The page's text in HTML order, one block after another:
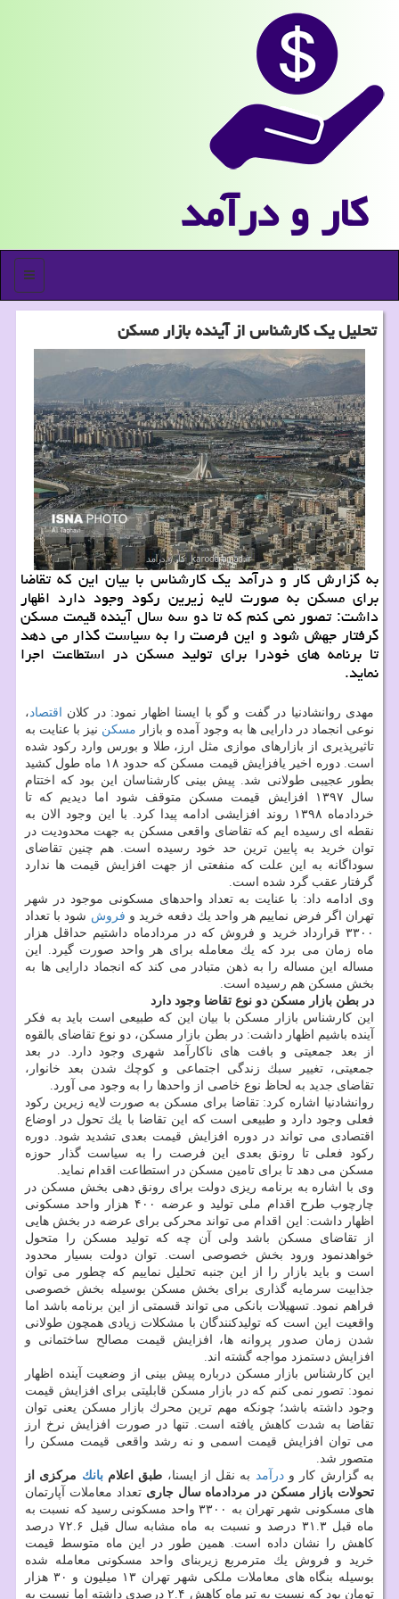
كار و درآمد
منو
تحلیل یك كارشناس از آینده بازار مسكن
به گزارش كار و درآمد یك كارشناس با بیان این كه تقاضا
برای مسكن به صورت لایه زیرین ركود وجود دارد اظهار
داشت: تصور نمی كنم كه تا دو سه سال آینده قیمت مسكن
گرفتار جهش شود و این فرصت را به سیاست گذار می دهد
تا برنامه های خودرا برای تولید مسكن در استطاعت اجرا
نماید.
مهدی روانشادنیا در گفت و گو با ایسنا اظهار نمود: در كلان اقتصاد،
نوعی انجماد در دارایی ها به وجود آمده و بازار مسكن نیز با عنایت به
تاثیرپذیری از بازارهای موازی مثل ارز، طلا و بورس وارد ركود شده
است. دوره اخیر یافزایش قیمت مسكن كه حدود ۱۸ ماه طول كشید
بطور عجیبی طولانی شد. پیش بینی كارشناسان این بود كه اختتام
سال ۱۳۹۷ افزایش قیمت مسكن متوقف شود اما دیدیم كه تا
خردادماه ۱۳۹۸ روند افزایشی ادامه پیدا كرد. با این وجود الان به
نقطه ای رسیده ایم كه تقاضای واقعی مسكن به جهت محدودیت در
توان خرید به پایین ترین حد خود رسیده است. هم چنین تقاضای
سوداگانه به این علت كه منفعتی از جهت افزایش قیمت ها ندارد
گرفتار عقب گرد شده است.
وی ادامه داد: با عنایت به تعداد واحدهای مسكونی موجود در شهر
تهران اگر فرض نماییم هر واحد یك دفعه خرید و فروش شود با تعداد
۳۳۰۰ قرارداد خرید و فروش كه در مردادماه داشتیم حداقل هزار
ماه زمان می برد كه یك معامله برای هر واحد صورت گیرد. این
مساله این مساله را به ذهن متبادر می كند كه انجماد دارایی ها به
بخش مسكن هم رسیده است.
در بطن بازار مسكن دو نوع تقاضا وجود دارد
این كارشناس بازار مسكن با بیان این كه طبیعی است باید به فكر
آینده باشیم اظهار داشت: در بطن بازار مسكن، دو نوع تقاضای بالقوه
از بعد جمعیتی و بافت های ناكارآمد شهری وجود دارد. در بعد
جمعیتی، تغییر سبك زندگی اجتماعی و كوچك شدن بعد خانوار،
تقاضای جدید به لحاظ نوع خاصی از واحدها را به وجود می آورد.
روانشادنیا اشاره كرد: تقاضا برای مسكن به صورت لایه زیرین ركود
فعلی وجود دارد و طبیعی است كه این تقاضا با یك تحول در اوضاع
اقتصادی می تواند در دوره افزایش قیمت بعدی تشدید شود. دوره
ركود فعلی تا رونق بعدی این فرصت را به سیاست گذار حوزه
مسكن می دهد تا برای تامین مسكن در استطاعت اقدام نماید.
وی با اشاره به برنامه ریزی دولت برای رونق دهی بخش مسكن در
چارچوب طرح اقدام ملی تولید و عرضه ۴۰۰ هزار واحد مسكونی
اظهار داشت: این اقدام می تواند محركی برای عرضه در بخش هایی
از تقاضای مسكن باشد ولی آن چه كه تولید مسكن را متحول
خواهدنمود ورود بخش خصوصی است. توان دولت بسیار محدود
است و باید بازار را از این جنبه تحلیل نماییم كه چطور می توان
جذابیت سرمایه گذاری برای بخش مسكن بوسیله بخش خصوصی
فراهم نمود. تسهیلات بانكی می تواند قسمتی از این برنامه باشد اما
واقعیت این است كه تولیدكنندگان با مشكلات زیادی همچون طولانی
شدن زمان صدور پروانه ها، افزایش قیمت مصالح ساختمانی و
افزایش دستمزد مواجه گشته اند.
این كارشناس بازار مسكن درباره پیش بینی از وضعیت آینده اظهار
نمود: تصور نمی كنم كه در بازار مسكن قابلیتی برای افزایش قیمت
وجود داشته باشد؛ چونكه مهم ترین محرك بازار مسكن یعنی توان
تقاضا به شدت كاهش یافته است. تنها در صورت افزایش نرخ ارز
می توان افزایش قیمت اسمی و نه رشد واقعی قیمت مسكن را
متصور شد.
به گزارش كار ودرآمد به نقل از ایسنا، طبق اعلامبانك مركزی از
تحولات بازار مسكن در مردادماه سال جاری تعداد معاملات آپارتمان
های مسكونی شهر تهران به ۳۳۰۰ واحد مسكونی رسید كه نسبت به
ماه قبل ۳۱.۳ درصد و نسبت به ماه مشابه سال قبل ۷۲.۶ درصد
كاهش را نشان داده است. همین طور در این ماه متوسط قیمت
خرید و فروش یك مترمربع زیربنای واحد مسكونی معامله شده
بوسیله بنگاه های معاملات ملكی شهر تهران ۱۳ میلیون و ۳۰ هزار
تومان بود كه نسبت به تیرماه كاهش ۲.۴ درصدی داشته اما نسبت به